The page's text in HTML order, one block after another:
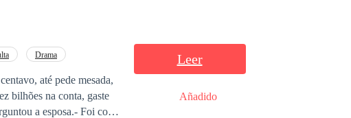
Drama
até pede mesada,
bilhões na conta, gaste
a esposa.- Foi com
Leer
Añadido